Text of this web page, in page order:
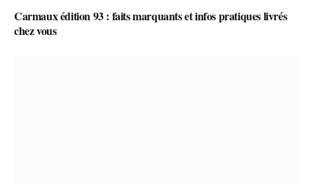
Carmaux édition 93 : faits marquants et infos pratiques livrés
chez vous